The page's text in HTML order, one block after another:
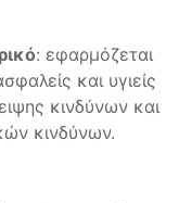
: εφαρμόζεται
και υγιείς
κινδύνων και
κινδύνων.